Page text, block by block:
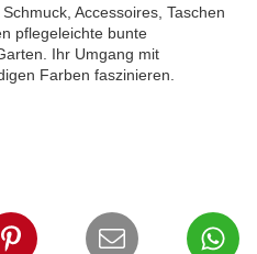
Accessoires, Taschen
pflegeleichte bunte
Ihr Umgang mit
Farben faszinieren.